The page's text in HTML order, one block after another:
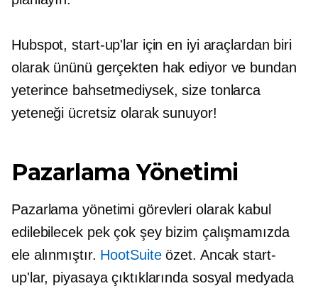
Hubspot, start-up'lar için en iyi araçlardan biri
olarak ününü gerçekten hak ediyor ve bundan
yeterince bahsetmediysek, size tonlarca
yeteneği ücretsiz olarak sunuyor!
Pazarlama Yönetimi
Pazarlama yönetimi görevleri olarak kabul
edilebilecek pek çok şey bizim çalışmamızda
ele alınmıştır. HootSuiteözet. Ancak start-
up'lar, piyasaya çıktıklarında sosyal medyada